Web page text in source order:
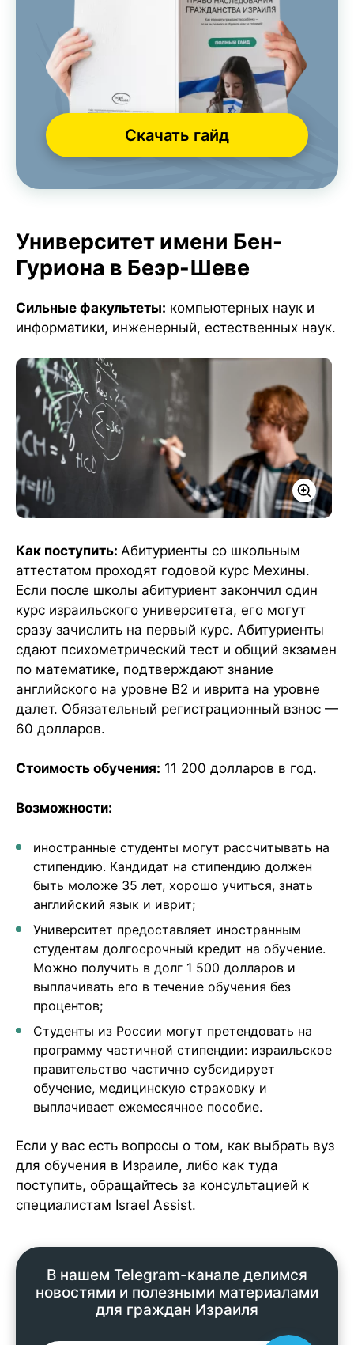
Скачать гайд
Университет имени Бен-
Гуриона в Беэр-Шеве
Сильные факультеты: компьютерных наук и
информатики, инженерный, естественных наук.
Как поступить: Абитуриенты со школьным
аттестатом проходят годовой курс Мехины.
Если после школы абитуриент закончил один
курс израильского университета, его могут
сразу зачислить на первый курс. Абитуриенты
сдают психометрический тест и общий экзамен
по математике, подтверждают знание
английского на уровне B2 и иврита на уровне
далет. Обязательный регистрационный взнос —
60 долларов.
Стоимость обучения: 11 200 долларов в год.
Возможности:
иностранные студенты могут рассчитывать на
стипендию. Кандидат на стипендию должен
быть моложе 35 лет, хорошо учиться, знать
английский язык и иврит;
Университет предоставляет иностранным
студентам долгосрочный кредит на обучение.
Можно получить в долг 1 500 долларов и
выплачивать его в течение обучения без
процентов;
Студенты из России могут претендовать на
программу частичной стипендии: израильское
правительство частично субсидирует
обучение, медицинскую страховку и
выплачивает ежемесячное пособие.
Если у вас есть вопросы о том, как выбрать вуз
для обучения в Израиле, либо как туда
поступить, обращайтесь за консультацией к
специалистам Israel Assist.
В нашем Telegram-канале делимся
новостями и полезными материалами
для граждан Израиля